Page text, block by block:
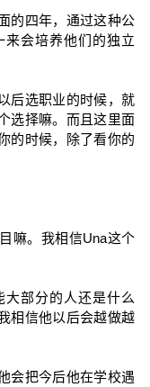
的四年，通过这种公
来会培养他们的独立
后选职业的时候，就
选择嘛。而且这里面
的时候，除了看你的
嘛。我相信Una这个
大部分的人还是什么
相信他以后会越做越
会把今后他在学校遇